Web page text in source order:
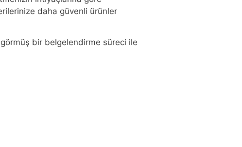
daha güvenli ürünler
bir belgelendirme süreci ile